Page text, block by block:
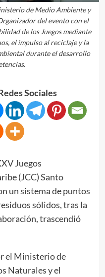
de Medio Ambiente y
del evento con el
de los Juegos mediante
el impulso al reciclaje y la
durante el desarrollo
Sociales
Juegos
(JCC) Santo
un sistema de puntos
sólidos, tras la
trascendió
el Ministerio de
Naturales y el